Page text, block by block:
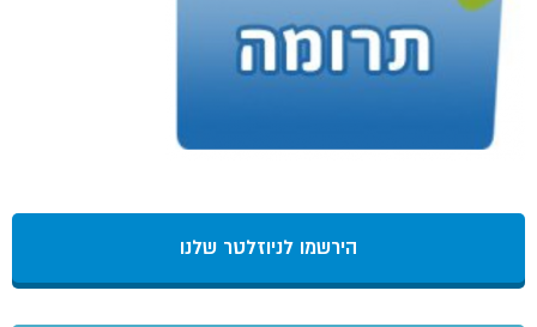
הירשמו לניוזלטר שלנו